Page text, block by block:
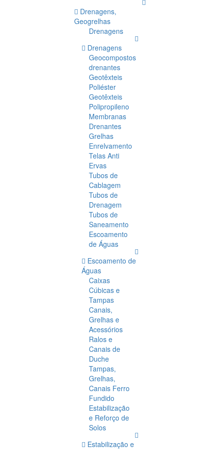
Drenagens,
Geogrelhas
Drenagens
Drenagens
Geocompostos
drenantes
Geotêxteis
Poliéster
Geotêxteis
Polipropileno
Membranas
Drenantes
Grelhas
Enrelvamento
Telas Anti
Ervas
Tubos de
Cablagem
Tubos de
Drenagem
Tubos de
Saneamento
Escoamento
de Águas
Escoamento de
Águas
Caixas
Cúbicas e
Tampas
Canais,
Grelhas e
Acessórios
Ralos e
Canais de
Duche
Tampas,
Grelhas,
Canais Ferro
Fundido
Estabilização
e Reforço de
Solos
Estabilização e